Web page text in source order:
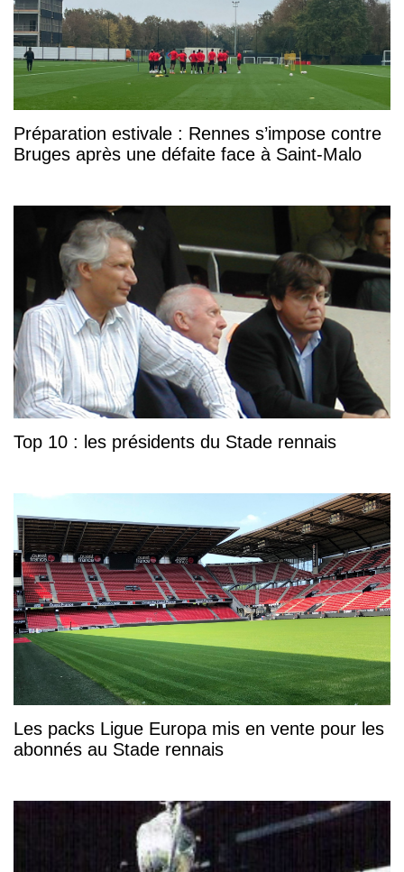
Préparation estivale : Rennes s’impose contre
Bruges après une défaite face à Saint-Malo
Top 10 : les présidents du Stade rennais
Les packs Ligue Europa mis en vente pour les
abonnés au Stade rennais